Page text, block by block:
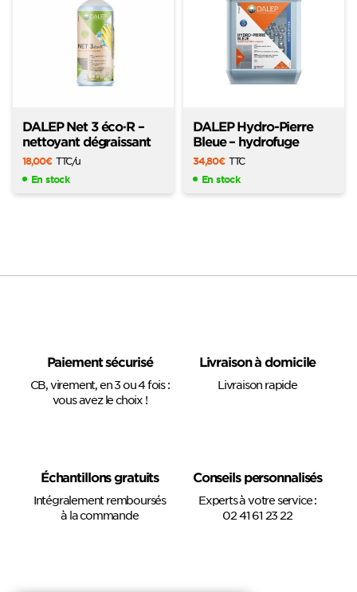
DALEP Net 3 éco·R –
nettoyant dégraissant
18,00€ TTC/u
En stock
DALEP Hydro-Pierre
Bleue – hydrofuge
34,80€ TTC
En stock
Paiement sécurisé
CB, virement, en 3 ou 4 fois :
vous avez le choix !
Livraison à domicile
Livraison rapide
Échantillons gratuits
Intégralement remboursés
à la commande
Conseils personnalisés
Experts à votre service :
02 41 61 23 22